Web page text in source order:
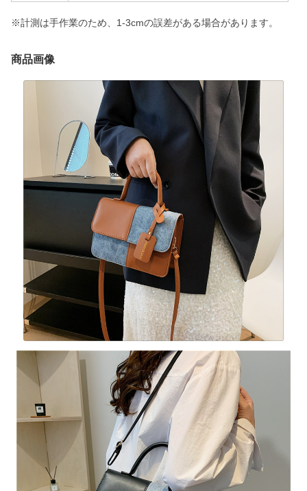
※計測は手作業のため、1-3cmの誤差がある場合があります。
商品画像